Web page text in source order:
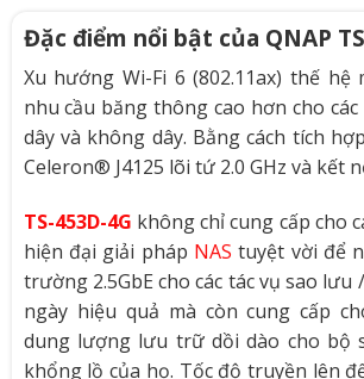
Đặc điểm nổi bật của QNAP
Xu hướng Wi-Fi 6 (802.11ax) thế hệ
nhu cầu băng thông cao hơn cho
dây và không dây. Bằng cách tích
Celeron® J4125 lõi tứ 2.0 GHz và kết
TS-453D-4G không chỉ cung cấp cho
hiện đại giải pháp NAS tuyệt vời để
trường 2.5GbE cho các tác vụ sao
ngày hiệu quả mà còn cung cấp
dung lượng lưu trữ dồi dào cho bộ
khổng lồ của họ. Tốc độ truyền lên